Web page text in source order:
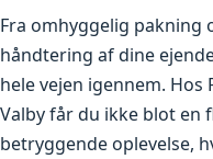
Fra omhyggelig
håndtering af dine
hele vejen igennem. Hos
Valby får du ikke blot en
betryggende oplevelse,